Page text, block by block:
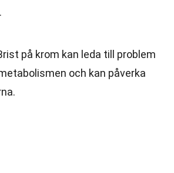
på krom kan leda till problem
och kan påverka